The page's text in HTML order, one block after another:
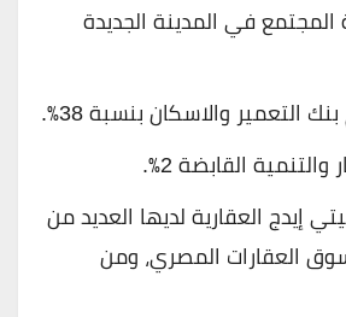
المجتمع في المدينة الجديدة
والاسكان بنسبة 38٪.
القابضة 2٪.
إيدج العقارية لديها العديد من
العقارات المصري، ومن